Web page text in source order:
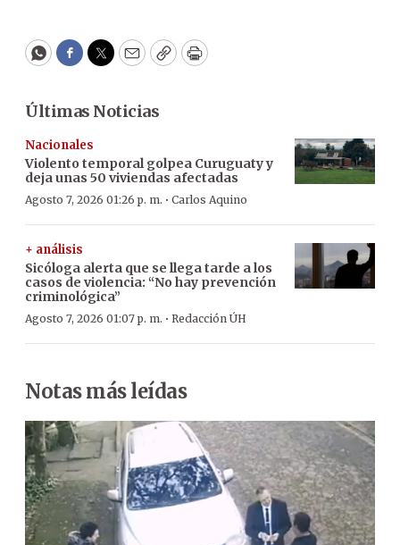
WhatsApp
Facebook
Twitter
EmailCopyPrint
Últimas Noticias
Nacionales
Violento temporal golpea Curuguaty y
deja unas 50 viviendas afectadas
Agosto 7, 2026 01:26 p. m. · Carlos Aquino
+ análisis
Sicóloga alerta que se llega tarde a los
casos de violencia: “No hay prevención
criminológica”
Agosto 7, 2026 01:07 p. m. · Redacción ÚH
Notas más leídas